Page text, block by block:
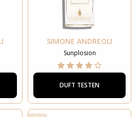
SIMONE ANDREOLI
Sunplosion
DUFT TESTEN